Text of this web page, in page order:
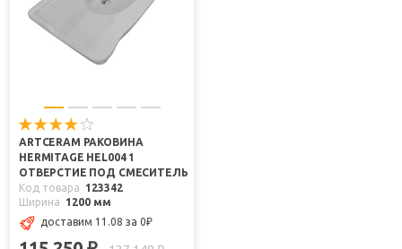
ARTCERAM РАКОВИНА
HERMITAGE HEL004 1
ОТВЕРСТИЕ ПОД СМЕСИТЕЛЬ
Код товара
123342
Ширина
1200 мм
доставим 11.08 за 0₽